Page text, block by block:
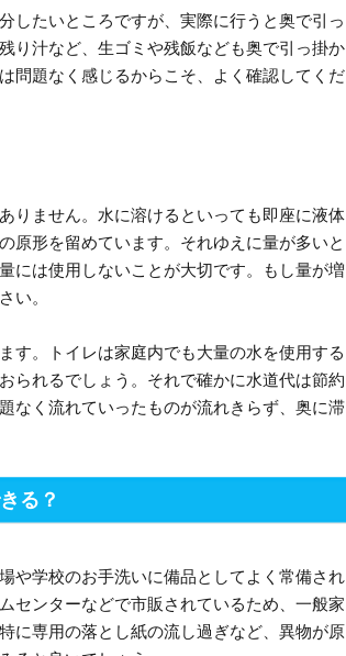
したいところですが、実際に行うと奥で引っ
り汁など、生ゴミや残飯なども奥で引っ掛か
問題なく感じるからこそ、よく確認してくだ
りません。水に溶けるといっても即座に液体
原形を留めています。それゆえに量が多いと
には使用しないことが大切です。もし量が増
い。
す。トイレは家庭内でも大量の水を使用する
られるでしょう。それで確かに水道代は節約
なく流れていったものが流れきらず、奥に滞
る？
や学校のお手洗いに備品としてよく常備され
センターなどで市販されているため、一般家
に専用の落とし紙の流し過ぎなど、異物が原